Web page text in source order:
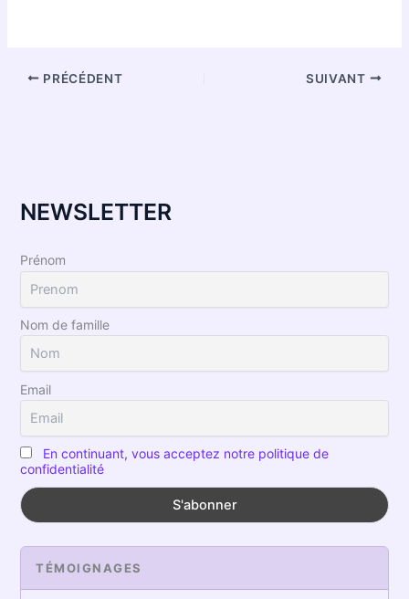
PRÉCÉDENT SUIVANT
NEWSLETTER
Prénom
Nom de famille
Email
En continuant, vous acceptez notre politique de
confidentialité
TÉMOIGNAGES